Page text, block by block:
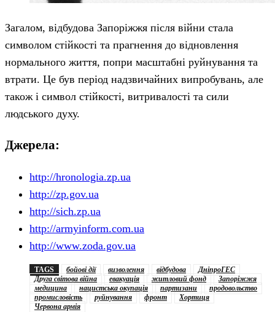
Загалом, відбудова Запоріжжя після війни стала
символом стійкості та прагнення до відновлення
нормального життя, попри масштабні руйнування та
втрати. Це був період надзвичайних випробувань, але
також і символ стійкості, витривалості та сили
людського духу.
Джерела:
http://hronologia.zp.ua
http://zp.gov.ua
http://sich.zp.ua
http://armyinform.com.ua
http://www.zoda.gov.ua
TAGS бойові дії визволення відбудова
ДніпроГЕС
Друга світова війна
евакуація житловий фонд
Запоріжжя
медицина
нацистська окупація партизани
продовольство
промисловість
руйнування фронт
Хортиця
Червона армія